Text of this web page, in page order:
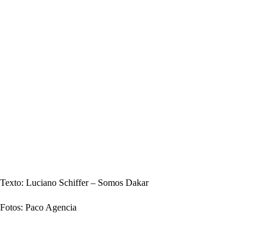
Texto: Luciano Schiffer – Somos Dakar
Fotos: Paco Agencia